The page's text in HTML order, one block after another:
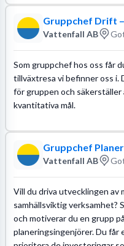
Gruppchef Drift
Vattenfall AB
Som gruppchef hos oss får
tillväxtresa vi befinner oss i.
för gruppen och
kvantitativa mål.
Gruppchef
Vattenfall AB
Vill du driva utvecklingen av
samhällsviktig verksamhet?
och motiverar du en grupp
planeringsingenjörer. Du får